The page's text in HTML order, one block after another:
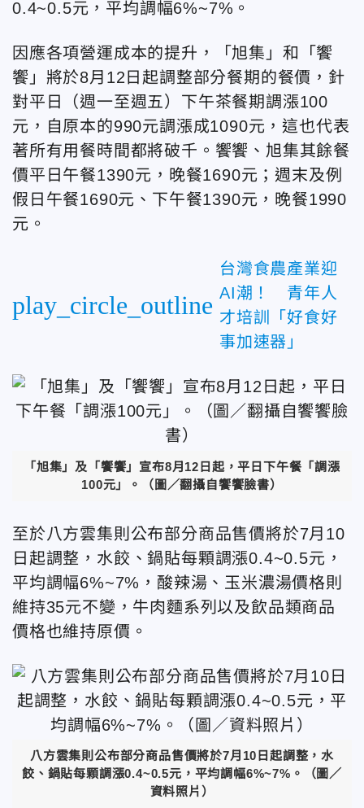
0.4~0.5元，平均調幅6%~7%。
因應各項營運成本的提升，「旭集」和「饗
饗」將於8月12日起調整部分餐期的餐價，針
對平日（週一至週五）下午茶餐期調漲100
元，自原本的990元調漲成1090元，這也代表
著所有用餐時間都將破千。饗饗、旭集其餘餐
價平日午餐1390元，晚餐1690元；週末及例
假日午餐1690元、下午餐1390元，晚餐1990
元。
play_circle_outline
台灣食農產業迎
AI潮！ 青年人
才培訓「好食好
事加速器」
「旭集」及「饗饗」宣布8月12日起，平日下午餐「調漲
100元」。（圖／翻攝自饗饗臉書）
至於八方雲集則公布部分商品售價將於7月10
日起調整，水餃、鍋貼每顆調漲0.4~0.5元，
平均調幅6%~7%，酸辣湯、玉米濃湯價格則
維持35元不變，牛肉麵系列以及飲品類商品
價格也維持原價。
八方雲集則公布部分商品售價將於7月10日起調整，水
餃、鍋貼每顆調漲0.4~0.5元，平均調幅6%~7%。（圖／
資料照片）